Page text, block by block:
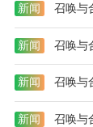
新闻
新闻
新闻
新闻